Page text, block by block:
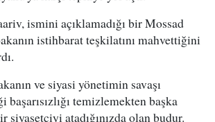
ismini açıklamadığı bir Mossad
istihbarat teşkilatını mahvettiğini
ve siyasi yönetimin savaşı
temizlemekten başka
siyasetçiyi atadığınızda olan budur.